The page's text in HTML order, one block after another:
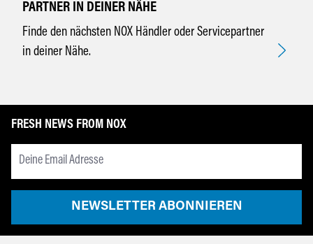
PARTNER IN DEINER NÄHE
Finde den nächsten NOX Händler oder Servicepartner
in deiner Nähe.
FRESH NEWS FROM NOX
Newsletter Email Adresse
NEWSLETTER ABONNIEREN